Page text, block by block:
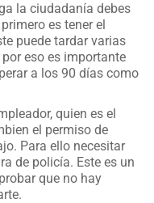
la ciudadanía debes
es tener el
puede tardar varias
eso es importante
a los 90 días como
quien es el
el permiso de
Para ello necesitar
de policía. Este es un
que no hay